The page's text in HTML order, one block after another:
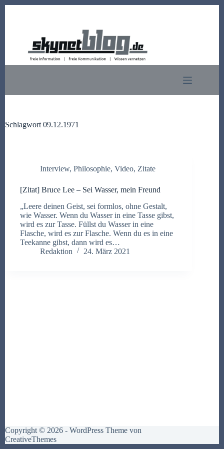
Schlagwort 09.12.1971
Interview, Philosophie, Video, Zitate
[Zitat] Bruce Lee – Sei Wasser, mein Freund
„Leere deinen Geist, sei formlos, ohne Gestalt,
wie Wasser. Wenn du Wasser in eine Tasse gibst,
wird es zur Tasse. Füllst du Wasser in eine
Flasche, wird es zur Flasche. Wenn du es in eine
Teekanne gibst, dann wird es…
Redaktion
24. März 2021
Copyright © 2026 - WordPress Theme von
CreativeThemes